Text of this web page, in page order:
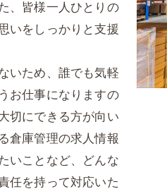
、皆様一人ひとりの
いをしっかりと支援
いため、誰でも気軽
お仕事になりますの
切にできる方が向い
倉庫管理の求人情報
いことなど、どんな
任を持って対応いた